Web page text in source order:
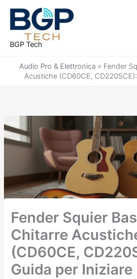
contenuto
BGP Tech
Audio Pro & Elettronica » Fender
Acustiche (CD60CE,
Fender Squier
Chitarre
(CD60CE,
Guida per Iniziare